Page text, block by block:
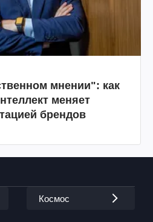
мнении": как
меняет
брендов
Космос